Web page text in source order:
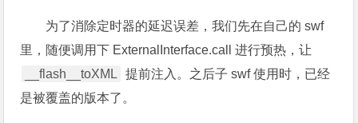
为了消除定时器的延迟误差，我们先在自己的 swf
里，随便调用下 ExternalInterface.call 进行预热，让
__flash__toXML
提前注入。之后子 swf 使用时，已经
是被覆盖的版本了。